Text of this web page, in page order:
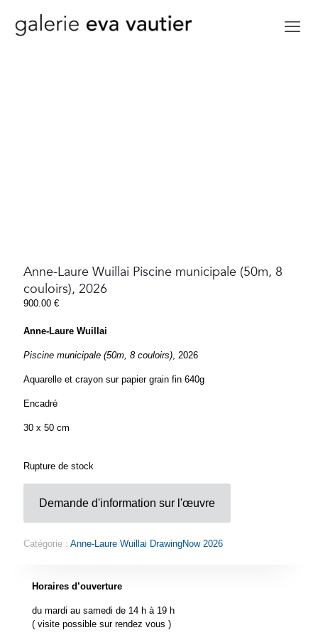
Anne-Laure Wuillai Piscine municipale (50m, 8
couloirs), 2026
900.00 €
Anne-Laure Wuillai
Piscine municipale (50m, 8 couloirs) , 2026
Aquarelle et crayon sur papier grain fin 640g
Encadré
30 x 50 cm
Rupture de stock
Demande d'information sur l'œuvre
Catégorie : Anne-Laure Wuillai DrawingNow 2026
Horaires d’ouverture
du mardi au samedi de 14 h à 19 h
( visite possible sur rendez vous )